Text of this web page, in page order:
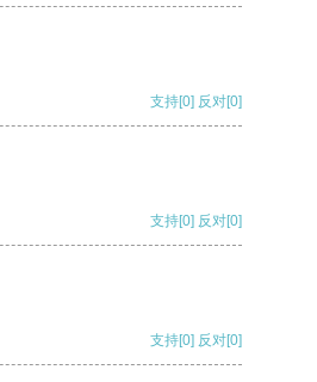
支持[0] 反对[0]
支持[0] 反对[0]
支持[0] 反对[0]